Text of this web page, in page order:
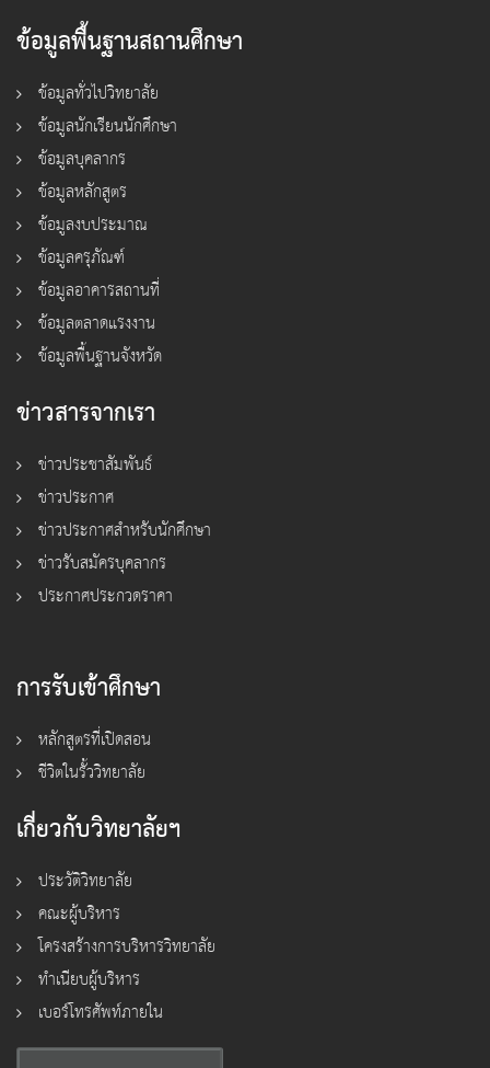
ข้อมูลพื้นฐานสถานศึกษา
ข้อมูลทั่วไปวิทยาลัย
ข้อมูลนักเรียนนักศึกษา
ข้อมูลบุคลากร
ข้อมูลหลักสูตร
ข้อมูลงบประมาณ
ข้อมูลครุภัณฑ์
ข้อมูลอาคารสถานที่
ข้อมูลตลาดแรงงาน
ข้อมูลพื้นฐานจังหวัด
ข่าวสารจากเรา
ข่าวประชาสัมพันธ์
ข่าวประกาศ
ข่าวประกาศสำหรับนักศึกษา
ข่าวรับสมัครบุคลากร
ประกาศประกวดราคา
การรับเข้าศึกษา
หลักสูตรที่เปิดสอน
ชีวิตในรั้ววิทยาลัย
เกี่ยวกับวิทยาลัยฯ
ประวัติวิทยาลัย
คณะผู้บริหาร
โครงสร้างการบริหารวิทยาลัย
ทำเนียบผู้บริหาร
เบอร์โทรศัพท์ภายใน